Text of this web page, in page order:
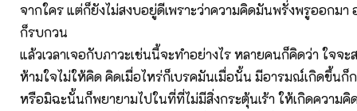
จากใคร แต่ก็ยังไม่สงบอยู่ดีเพราะว่าความคิดมันพรั่งพรูออกม
ก็รบกวน
แล้วเวลาเจอกับภาวะเช่นนี้จะทำอย่างไร หลายคนก็คิดว่า ใจจะ
ห้ามใจไม่ให้คิด คิดเมื่อไหร่ก็เบรคมันเมื่อนั้น มีอารมณ์เกิดขึ้น
หรือมิฉะนั้นก็พยายามไปในที่ที่ไม่มีสิ่งกระตุ้นเร้า ให้เกิดความ